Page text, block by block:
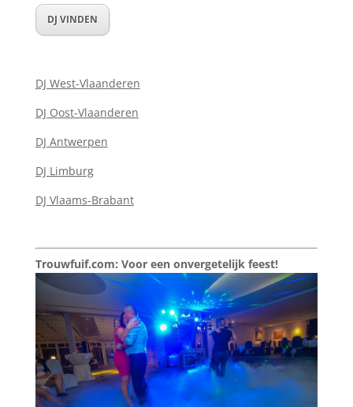
DJ VINDEN
DJ West-Vlaanderen
DJ Oost-Vlaanderen
DJ Antwerpen
DJ Limburg
DJ Vlaams-Brabant
Trouwfuif.com: Voor een onvergetelijk feest!